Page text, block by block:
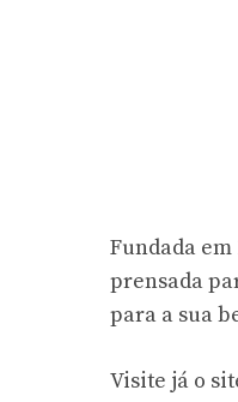
Fundada
prensada
para a sua
Visite já o